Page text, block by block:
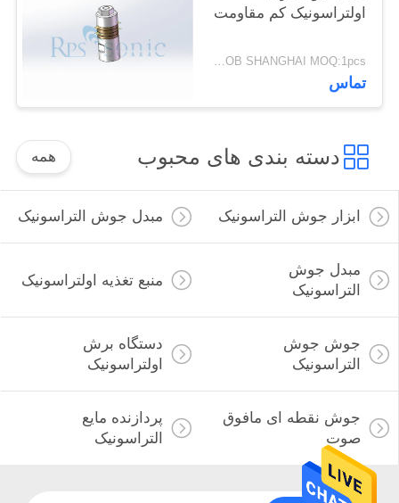
اولتراسونیک کم مقاومت
USD150/PC FOB SHANGHAI MOQ:1pcs
تماس
دسته بندی های محبوب همه
ابزار جوش التراسونیک مبدل جوش التراسونیک
مبدل جوش
التراسونیک
منبع تغذیه اولتراسونیک
جوش جوش
التراسونیک
دستگاه برش
اولتراسونیک
جوش نقطه ای مافوق
صوت
پردازنده مایع
التراسونیک